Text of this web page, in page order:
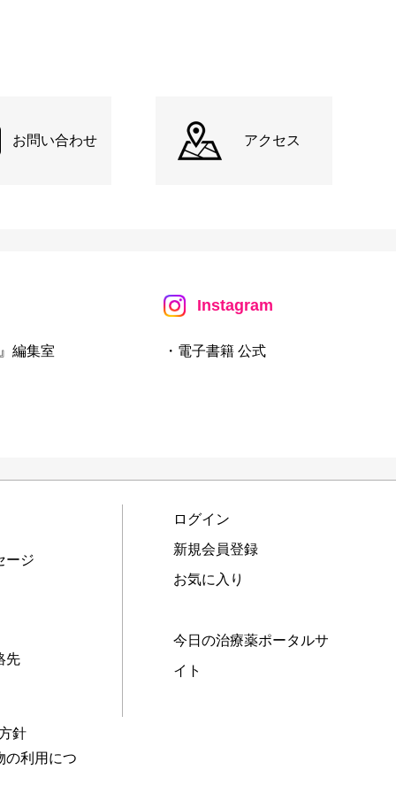
お問い合わせ アクセス
編集室
Instagram
・電子書籍 公式
ージ
先
針
の利用につ
ログイン
新規会員登録
お気に入り
今日の治療薬ポータルサ
イト